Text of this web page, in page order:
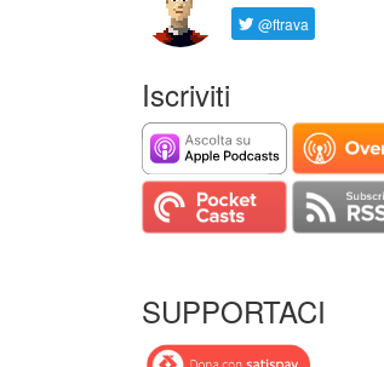
@ftrava
Iscriviti
SUPPORTACI